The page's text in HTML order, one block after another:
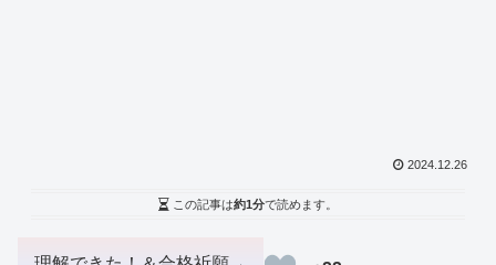
2024.12.26
この記事は約1分で読めます。